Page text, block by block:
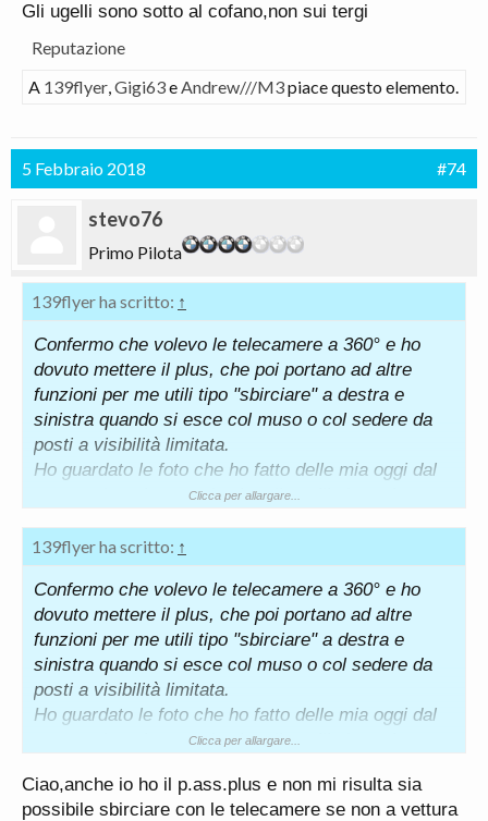
non ce n'è traccia.
Gli ugelli sono sotto al cofano,non sui tergi
Reputazione
A 139flyer,Gigi63eAndrew///M3piace questo elemento.
5 Febbraio 2018 #74
stevo76
Primo Pilota
139flyer ha scritto: ↑
Confermo che volevo le telecamere a 360° e ho
dovuto mettere il plus, che poi portano ad altre
funzioni per me utili tipo "sbirciare" a destra e
sinistra quando si esce col muso o col sedere da
posti a visibilità limitata.
Ho guardato le foto che ho fatto delle mia oggi dal
concessionario e credo che gli ugelli siano da
non ce n'è traccia.
Clicca per allargare...
139flyer ha scritto: ↑
Confermo che volevo le telecamere a 360° e ho
dovuto mettere il plus, che poi portano ad altre
funzioni per me utili tipo "sbirciare" a destra e
sinistra quando si esce col muso o col sedere da
posti a visibilità limitata.
Ho guardato le foto che ho fatto delle mia oggi dal
concessionario e credo che gli ugelli siano da
non ce n'è traccia.
Clicca per allargare...
Ciao,anche io ho il p.ass.plus e non mi risulta sia
possibile sbirciare con le telecamere se non a vettura